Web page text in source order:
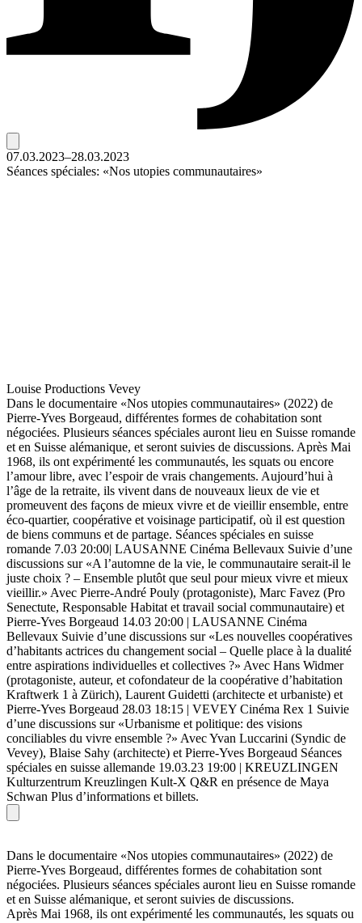
07.03.2023–28.03.2023
Séances spéciales: «Nos utopies communautaires»
Louise Productions Vevey
Dans le documentaire «Nos utopies communautaires» (2022) de
Pierre-Yves Borgeaud, différentes formes de cohabitation sont
négociées. Plusieurs séances spéciales auront lieu en Suisse romande
et en Suisse alémanique, et seront suivies de discussions. Après Mai
1968, ils ont expérimenté les communautés, les squats ou encore
l’amour libre, avec l’espoir de vrais changements. Aujourd’hui à
l’âge de la retraite, ils vivent dans de nouveaux lieux de vie et
promeuvent des façons de mieux vivre et de vieillir ensemble, entre
éco-quartier, coopérative et voisinage participatif, où il est question
de biens communs et de partage. Séances spéciales en suisse
romande 7.03 20:00| LAUSANNE Cinéma Bellevaux Suivie d’une
discussions sur «A l’automne de la vie, le communautaire serait-il le
juste choix ? – Ensemble plutôt que seul pour mieux vivre et mieux
vieillir.» Avec Pierre-André Pouly (protagoniste), Marc Favez (Pro
Senectute, Responsable Habitat et travail social communautaire) et
Pierre-Yves Borgeaud 14.03 20:00 | LAUSANNE Cinéma
Bellevaux Suivie d’une discussions sur «Les nouvelles coopératives
d’habitants actrices du changement social – Quelle place à la dualité
entre aspirations individuelles et collectives ?» Avec Hans Widmer
(protagoniste, auteur, et cofondateur de la coopérative d’habitation
Kraftwerk 1 à Zürich), Laurent Guidetti (architecte et urbaniste) et
Pierre-Yves Borgeaud 28.03 18:15 | VEVEY Cinéma Rex 1 Suivie
d’une discussions sur «Urbanisme et politique: des visions
conciliables du vivre ensemble ?» Avec Yvan Luccarini (Syndic de
Vevey), Blaise Sahy (architecte) et Pierre-Yves Borgeaud Séances
spéciales en suisse allemande 19.03.23 19:00 | KREUZLINGEN
Kulturzentrum Kreuzlingen Kult-X Q&R en présence de Maya
Schwan Plus d’informations et billets.
Dans le documentaire «Nos utopies communautaires» (2022) de
Pierre-Yves Borgeaud, différentes formes de cohabitation sont
négociées. Plusieurs séances spéciales auront lieu en Suisse romande
et en Suisse alémanique, et seront suivies de discussions.
Après Mai 1968, ils ont expérimenté les communautés, les squats ou